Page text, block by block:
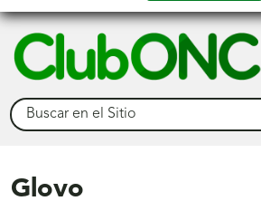
Buscar
Glovo